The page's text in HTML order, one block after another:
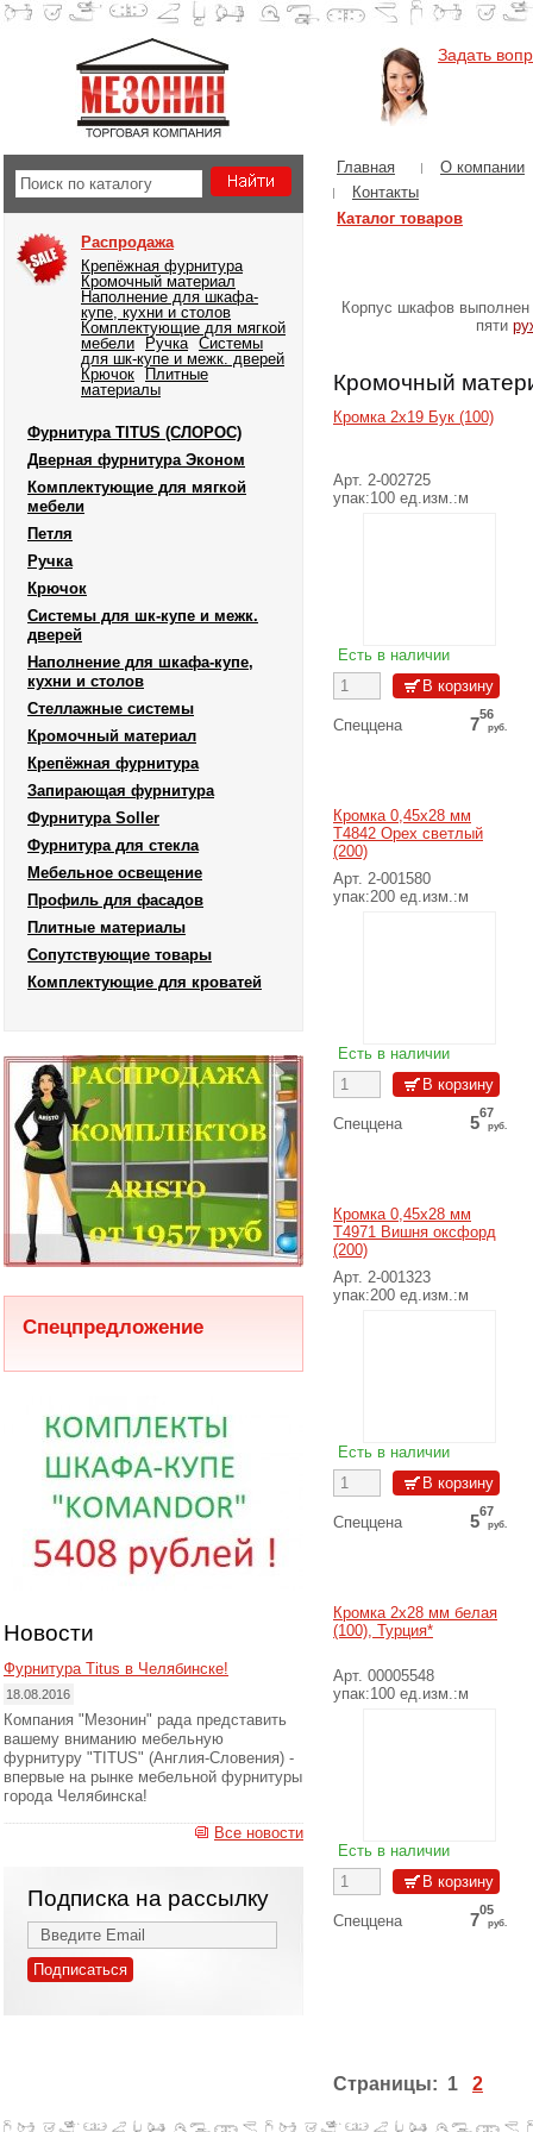
Задать
Распродажа
Крепёжная фурнитура
Кромочный материал
Наполнение для шкафа-
купе, кухни и столов
Комплектующие для мягкой
мебели
Ручка Системы
для шк-купе и межк. дверей
Крючок
Плитные
материалы
Фурнитура TITUS (СЛОРОС)
Дверная фурнитура Эконом
Комплектующие для мягкой
мебели
Петля
Ручка
Крючок
Системы для шк-купе и межк.
дверей
Наполнение для шкафа-купе,
кухни и столов
Стеллажные системы
Кромочный материал
Крепёжная фурнитура
Запирающая фурнитура
Фурнитура Soller
Фурнитура для стекла
Мебельное освещение
Профиль для фасадов
Плитные материалы
Сопутствующие товары
Комплектующие для кроватей
Спецпредложение
Новости
Фурнитура Titus в Челябинске!
18.08.2016
Компания "Мезонин" рада представить
вашему вниманию мебельную
фурнитуру "TITUS" (Англия-Словения) -
впервые на рынке мебельной фурнитуры
города Челябинска!
Все новости
Подписка на рассылку
Главная
О компании
Контакты
Каталог товаров
Корпус шкафов
пяти
Кромочный
Кромка 2х19 Бук (100)
Арт. 2-002725
упак:100 ед.изм.:м
Есть в наличии
Спеццена 756
руб.
Розничная цена
Подробнее
Кромка 0,45х28 мм
T4842 Орех светлый
(200)
Арт. 2-001580
упак:200 ед.изм.:м
Есть в наличии
Спеццена 567
руб.
Розничная цена
Подробнее
Кромка 0,45х28 мм
T4971 Вишня оксфорд
(200)
Арт. 2-001323
упак:200 ед.изм.:м
Есть в наличии
Спеццена 567
руб.
Розничная цена руб.
Кромка 2х28 мм белая
(100), Турция*
Арт. 00005548
упак:100 ед.изм.:м
Есть в наличии
Спеццена 705
руб.
Цена Розн 10% 846
9
Страницы: 1 2